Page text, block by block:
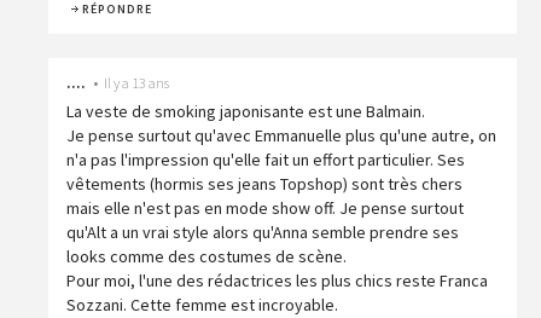
RÉPONDRE
.... • Il y a 13 ans
La veste de smoking japonisante est une Balmain.
Je pense surtout qu'avec Emmanuelle plus qu'une autre, on
n'a pas l'impression qu'elle fait un effort particulier. Ses
vêtements (hormis ses jeans Topshop) sont très chers
mais elle n'est pas en mode show off. Je pense surtout
qu'Alt a un vrai style alors qu'Anna semble prendre ses
looks comme des costumes de scène.
Pour moi, l'une des rédactrices les plus chics reste Franca
Sozzani. Cette femme est incroyable.